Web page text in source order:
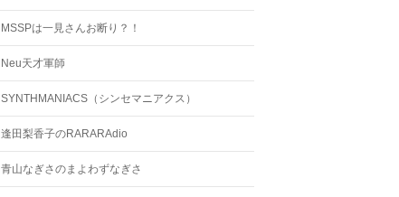
MSSPは一見さんお断り？！
Neu天才軍師
SYNTHMANIACS（シンセマニアクス）
逢田梨香子のRARARAdio
青山なぎさのまよわずなぎさ